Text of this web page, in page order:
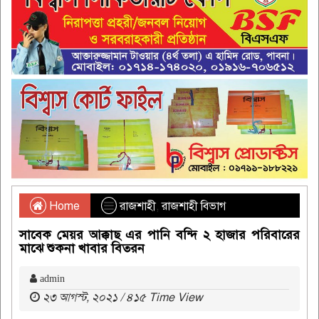
Home রাজশাহী,রাজশাহী বিভাগ
সাবেক মেয়র আক্কাছ এর পানি বন্দি ২ হাজার পরিবারের
মাঝে শুকনা খাবার বিতরন
admin
২৩ আগস্ট, ২০২১ / ৪১৫ Time View